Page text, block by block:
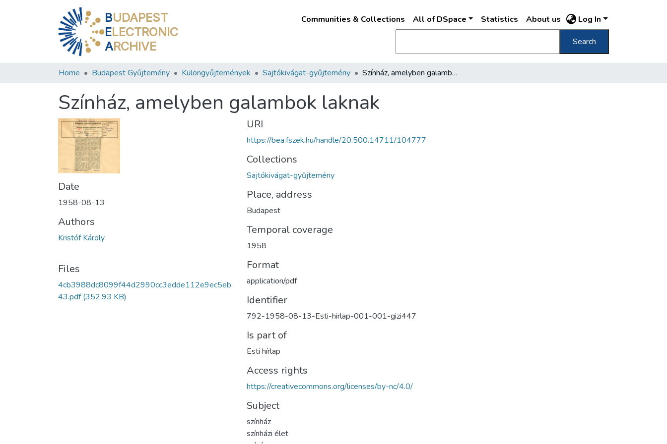
BUDAPEST
ELECTRONIC
ARCHIVE
Communities & Collections All of DSpace Statistics About us Log In
Search
Home Budapest Gyűjtemény Különgyűjtemények Sajtókivágat-gyűjtemény Színház, amelyben galambok laknak
Színház, amelyben galambok laknak
Date
1958-08-13
Authors
Kristóf Károly
Files
4cb3988dc8099f44d2990cc3edde112e9ec5eb
43.pdf(352.93 KB)
URI
https://bea.fszek.hu/handle/20.500.14711/104777
Collections
Sajtókivágat-gyűjtemény
Place, address
Budapest
Temporal coverage
1958
Format
application/pdf
Identifier
792-1958-08-13-Esti-hirlap-001-001-gizi447
Is part of
Esti hírlap
Access rights
https://creativecommons.org/licenses/by-nc/4.0/
Subject
színház
színházi élet